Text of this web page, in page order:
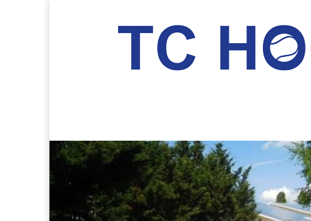
TC Hockenheim